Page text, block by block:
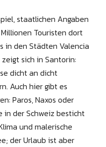
staatlichen Angaben
Touristen dort
in den Städten Valencia
sich in Santorin:
dicht an dicht
Auch hier gibt es
Paros, Naxos oder
in der Schweiz besticht
und malerische
der Urlaub ist aber